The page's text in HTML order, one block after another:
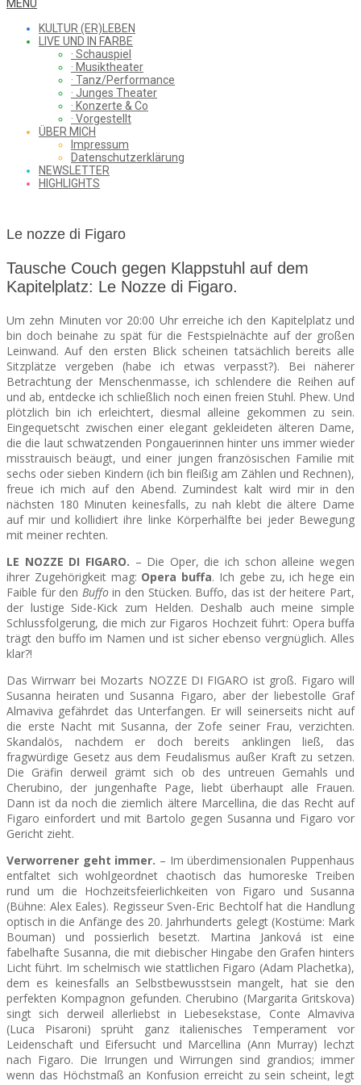
WHAT
SAW
FROM
THE
CHEAP
SEATS
Menu
MENU
KULTUR (ER)LEBEN
LIVE UND IN FARBE
· Schauspiel
· Musiktheater
· Tanz/Performance
· Junges Theater
· Konzerte & Co
· Vorgestellt
ÜBER MICH
Impressum
Datenschutzerklärung
NEWSLETTER
HIGHLIGHTS
Le nozze di Figaro
Tausche Couch gegen Klappstuhl auf dem
Kapitelplatz: Le Nozze di Figaro.
Um zehn Minuten vor 20:00 Uhr erreiche ich den Kapitelplatz und
bin doch beinahe zu spät für die Festspielnächte auf der großen
Leinwand. Auf den ersten Blick scheinen tatsächlich bereits alle
Sitzplätze vergeben (habe ich etwas verpasst?). Bei näherer
Betrachtung der Menschenmasse, ich schlendere die Reihen auf
und ab, entdecke ich schließlich noch einen freien Stuhl. Phew. Und
plötzlich bin ich erleichtert, diesmal alleine gekommen zu sein.
Eingequetscht zwischen einer elegant gekleideten älteren Dame,
die die laut schwatzenden Pongauerinnen hinter uns immer wieder
misstrauisch beäugt, und einer jungen französischen Familie mit
sechs oder sieben Kindern (ich bin fleißig am Zählen und Rechnen),
freue ich mich auf den Abend. Zumindest kalt wird mir in den
nächsten 180 Minuten keinesfalls, zu nah klebt die ältere Dame
auf mir und kollidiert ihre linke Körperhälfte bei jeder Bewegung
mit meiner rechten.
LE NOZZE DI FIGARO. – Die Oper, die ich schon alleine wegen
ihrer Zugehörigkeit mag: Opera buffa. Ich gebe zu, ich hege ein
Faible für den Buffoin den Stücken. Buffo, das ist der heitere Part,
der lustige Side-Kick zum Helden. Deshalb auch meine simple
Schlussfolgerung, die mich zur Figaros Hochzeit führt: Opera buffa
trägt den buffo im Namen und ist sicher ebenso vergnüglich. Alles
klar?!
Das Wirrwarr bei Mozarts NOZZE DI FIGARO ist groß. Figaro will
Susanna heiraten und Susanna Figaro, aber der liebestolle Graf
Almaviva gefährdet das Unterfangen. Er will seinerseits nicht auf
die erste Nacht mit Susanna, der Zofe seiner Frau, verzichten.
Skandalös, nachdem er doch bereits anklingen ließ, das
fragwürdige Gesetz aus dem Feudalismus außer Kraft zu setzen.
Die Gräfin derweil grämt sich ob des untreuen Gemahls und
Cherubino, der jungenhafte Page, liebt überhaupt alle Frauen.
Dann ist da noch die ziemlich ältere Marcellina, die das Recht auf
Figaro einfordert und mit Bartolo gegen Susanna und Figaro vor
Gericht zieht.
Verworrener geht immer. – Im überdimensionalen Puppenhaus
entfaltet sich wohlgeordnet chaotisch das humoreske Treiben
rund um die Hochzeitsfeierlichkeiten von Figaro und Susanna
(Bühne: Alex Eales). Regisseur Sven-Eric Bechtolf hat die Handlung
optisch in die Anfänge des 20. Jahrhunderts gelegt (Kostüme: Mark
Bouman) und possierlich besetzt. Martina Janková ist eine
fabelhafte Susanna, die mit diebischer Hingabe den Grafen hinters
Licht führt. Im schelmisch wie stattlichen Figaro (Adam Plachetka),
dem es keinesfalls an Selbstbewusstsein mangelt, hat sie den
perfekten Kompagnon gefunden. Cherubino (Margarita Gritskova)
singt sich derweil allerliebst in Liebesekstase, Conte Almaviva
(Luca Pisaroni) sprüht ganz italienisches Temperament vor
Leidenschaft und Eifersucht und Marcellina (Ann Murray) lechzt
nach Figaro. Die Irrungen und Wirrungen sind grandios; immer
wenn das Höchstmaß an Konfusion erreicht zu sein scheint, legt